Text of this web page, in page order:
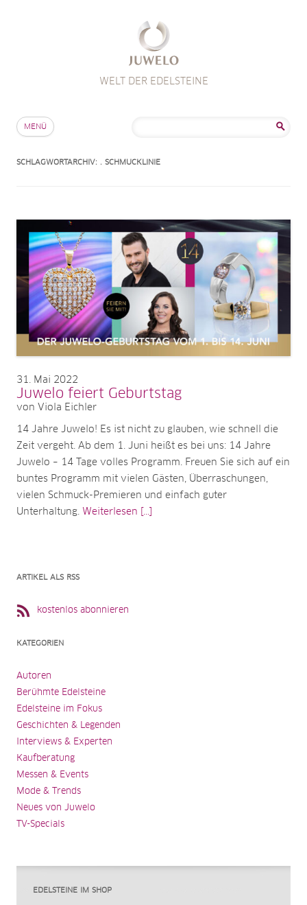
WELT DER EDELSTEINE
MENÜ
SCHLAGWORTARCHIV: . SCHMUCKLINIE
31 Mai 2022
Juwelo feiert Geburtstag
von Viola Eichler
14 Jahre Juwelo! Es ist nicht zu glauben, wie schnell die
Zeit vergeht. Ab dem 1. Juni heißt es bei uns: 14 Jahre
Juwelo – 14 Tage volles Programm. Freuen Sie sich auf ein
buntes Programm mit vielen Gästen, Überraschungen,
vielen Schmuck-Premieren und einfach guter
Unterhaltung. Weiterlesen [...]
ARTIKEL ALS RSS
kostenlos abonnieren
KATEGORIEN
Autoren
Berühmte Edelsteine
Edelsteine im Fokus
Geschichten & Legenden
Interviews & Experten
Kaufberatung
Messen & Events
Mode & Trends
Neues von Juwelo
TV-Specials
EDELSTEINE IM SHOP